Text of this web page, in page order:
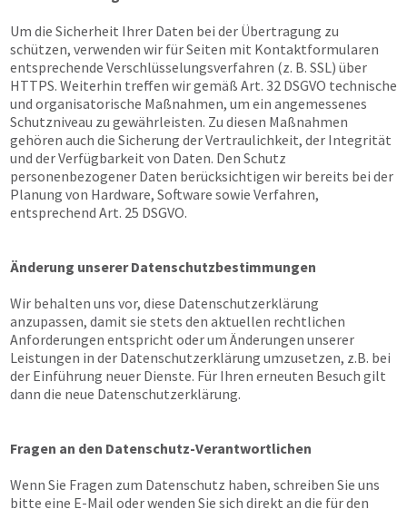
Um die Sicherheit Ihrer Daten bei der Übertragung zu
schützen, verwenden wir für Seiten mit Kontaktformularen
entsprechende Verschlüsselungsverfahren (z. B. SSL) über
HTTPS. Weiterhin treffen wir gemäß Art. 32 DSGVO technische
und organisatorische Maßnahmen, um ein angemessenes
Schutzniveau zu gewährleisten. Zu diesen Maßnahmen
gehören auch die Sicherung der Vertraulichkeit, der Integrität
und der Verfügbarkeit von Daten. Den Schutz
personenbezogener Daten berücksichtigen wir bereits bei der
Planung von Hardware, Software sowie Verfahren,
entsprechend Art. 25 DSGVO.
Änderung unserer Datenschutzbestimmungen
Wir behalten uns vor, diese Datenschutzerklärung
anzupassen, damit sie stets den aktuellen rechtlichen
Anforderungen entspricht oder um Änderungen unserer
Leistungen in der Datenschutzerklärung umzusetzen, z.B. bei
der Einführung neuer Dienste. Für Ihren erneuten Besuch gilt
dann die neue Datenschutzerklärung.
Fragen an den Datenschutz-Verantwortlichen
Wenn Sie Fragen zum Datenschutz haben, schreiben Sie uns
bitte eine E-Mail oder wenden Sie sich direkt an die für den